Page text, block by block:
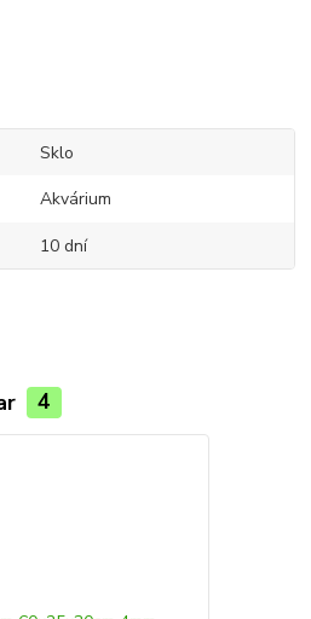
Sklo
Akvárium
10 dní
4